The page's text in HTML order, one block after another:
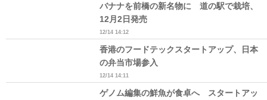
バナナを前橋の新名物に 道の駅で栽培、
12月2日発売
12/14 14:12
香港のフードテックスタートアップ、日本
の弁当市場参入
12/14 14:11
ゲノム編集の鮮魚が食卓へ スタートアッ